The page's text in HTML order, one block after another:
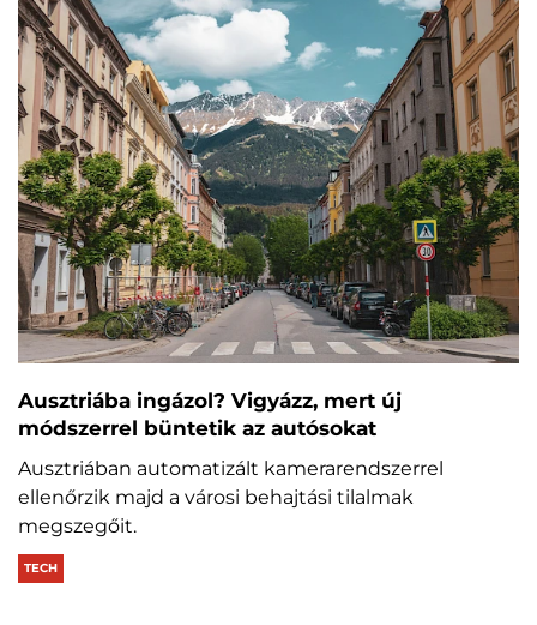
Ausztriába ingázol? Vigyázz, mert új
módszerrel büntetik az autósokat
Ausztriában automatizált kamerarendszerrel
ellenőrzik majd a városi behajtási tilalmak
megszegőit.
TECH